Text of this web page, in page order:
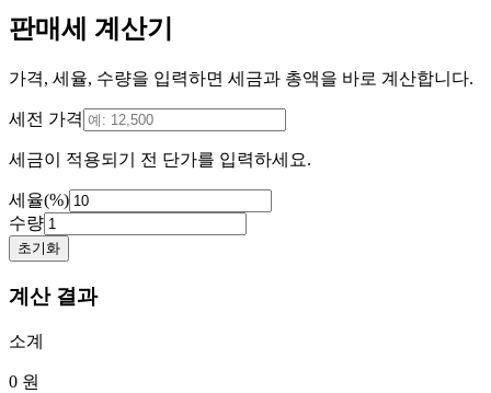
판매세 계산기
가격, 세율, 수량을 입력하면 세금과 총액을 바로 계산합니다.
세전 가격
세금이 적용되기 전 단가를 입력하세요.
세율(%)
수량
초기화
계산 결과
소계
0 원